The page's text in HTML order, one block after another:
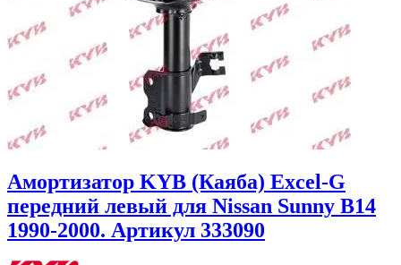
Амортизатор KYB (Каяба) Excel-G
передний левый для Nissan Sunny B14
1990-2000. Артикул 333090